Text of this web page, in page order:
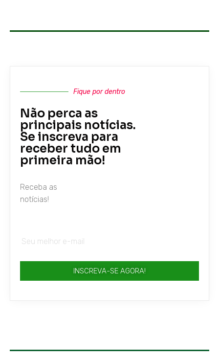
Fique por dentro
Não perca as
principais notícias.
Se inscreva para
receber tudo em
primeira mão!
Receba as
notícias!
INSCREVA-SE AGORA!